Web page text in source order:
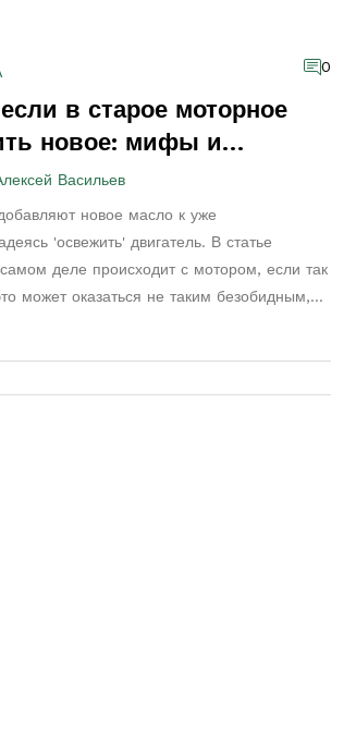
0
в старое моторное
новое: мифы и
Васильев
новое масло к уже
'освежить' двигатель. В статье
деле происходит с мотором, если так
может оказаться не таким безобидным,